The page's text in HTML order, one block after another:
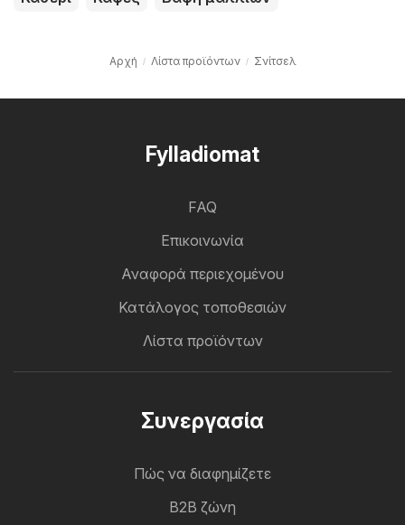
Αρχή Λίστα προϊόντων Σνίτσελ
Fylladiomat
FAQ
Επικοινωνία
Αναφορά περιεχομένου
Κατάλογος τοποθεσιών
Λίστα προϊόντων
Συνεργασία
Πώς να διαφημίζετε
B2B ζώνη